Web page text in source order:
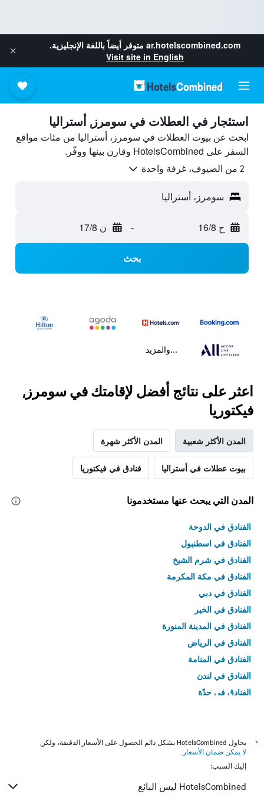
ar.hotelscombined.com متوفر أيضاً باللغة الإنجليزية.
Visit site in English
استئجار في العطلات في سومرز, أستراليا
ابحث عن بيوت العطلات في سومرز، أستراليا من مئات مواقع
السفر على HotelsCombined وقارن بينها ووفّر.
2 من الضيوف، غرفة واحدة
سومرز، أستراليا
ح 16/8 - ن 17/8
بحث
...والمزيد
اعثر على نتائج أفضل لإقامتك في سومرز,
فيكتوريا
المدن الأكثر شعبية المدن الأكثر شهرة
بيوت عطلات في أستراليا فنادق في فيكتوريا
المدن التي يبحث عنها مستخدمونا
الفنادق في الدوحة
الفنادق في اسطنبول
الفنادق في شرم الشيخ
الفنادق في مكة المكرمة
الفنادق في دبي
الفنادق في الخبر
الفنادق في المدينة المنورة
الفنادق في الرياض
الفنادق في المنامة
الفنادق في لندن
الفنادق في جدّة
*
يحاول HotelsCombined بشكل دائم الحصول على الأسعار الدقيقة، ولكن
لا يمكن ضمان الأسعار .
إليك السبب:
HotelsCombined ليس البائع